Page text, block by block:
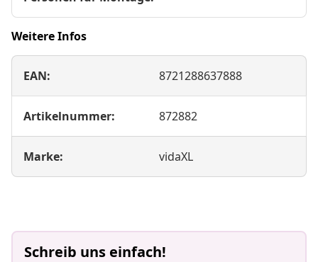
Weitere Infos
EAN: 8721288637888
Artikelnummer: 872882
Marke: vidaXL
Schreib uns einfach!